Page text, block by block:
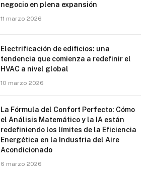
negocio en plena expansión
11 marzo 2026
Electrificación de edificios: una
tendencia que comienza a redefinir el
HVAC a nivel global
10 marzo 2026
La Fórmula del Confort Perfecto: Cómo
el Análisis Matemático y la IA están
redefiniendo los límites de la Eficiencia
Energética en la Industria del Aire
Acondicionado
6 marzo 2026